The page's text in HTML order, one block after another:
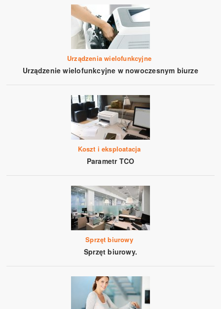
Urządzenia wielofunkcyjne
Urządzenie wielofunkcyjne w nowoczesnym biurze
Koszt i eksploatacja
Parametr TCO
Sprzęt biurowy
Sprzęt biurowy.